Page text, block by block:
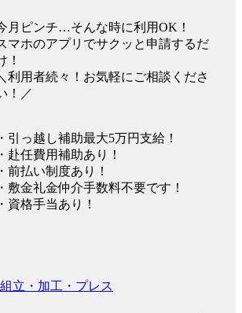
月ピンチ…そんな時に利用OK！
マホのアプリでサクッと申請するだ
！
利用者続々！お気軽にご相談くださ
！／
・引っ越し補助最大5万円支給！
・赴任費用補助あり！
・前払い制度あり！
・敷金礼金仲介手数料不要です！
・資格手当あり！
組立・加工・プレス